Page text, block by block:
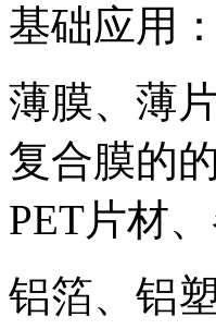
基础应用：
薄膜、薄
复合膜的
PET片材
铝箔、铝